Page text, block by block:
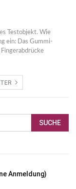
Testobjekt. Wie
ein: Das Gummi-
Anmeldung)